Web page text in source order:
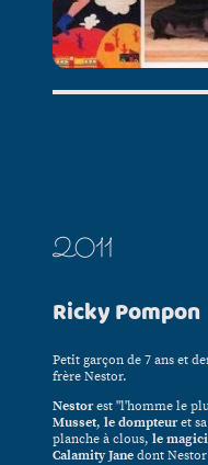
2011
Ricky Pompon
Petit garçon de 7 ans et
frère Nestor.
Nestorest "l'homme le
Musset, le dompteuret
planche à clous, le
Calamity Jane dont